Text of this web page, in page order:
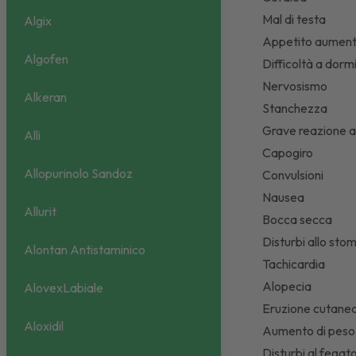
Algix
Algofen
Alkeran
Alli
Allopurinolo Sandoz
Allurit
Alontan Antistaminico
AlovexLabiale
Aloxidil
Mal di testa
Appetito
Difficoltà a
Nervosismo
Stanchezza
Grave reazione
Capogiro
Convulsioni
Nausea
Bocca secca
Disturbi allo
Tachicardia
Alopecia
Eruzione
Aumento di peso
Disturbi al fegato